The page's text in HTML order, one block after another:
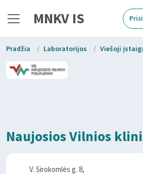
MNKV IS
Pradžia / Laboratorijos / Viešoji
Naujosios Vilnios
V. Sirokomlės g. 8,